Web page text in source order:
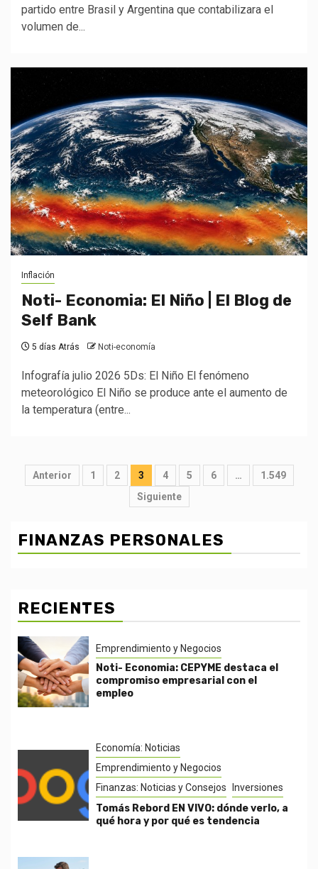
partido entre Brasil y Argentina que contabilizara el
volumen de...
Inflación
Noti- Economia: El Niño | El Blog de
Self Bank
5 días Atrás Noti-economía
Infografía julio 2026 5Ds: El Niño El fenómeno
meteorológico El Niño se produce ante el aumento de
la temperatura (entre...
Posts
Anterior 1 2 3 4 5 6 …
1.549
Siguiente
FINANZAS PERSONALES
RECIENTES
Emprendimiento y Negocios
Noti- Economia: CEPYME destaca el
compromiso empresarial con el
empleo
Economía: Noticias
Emprendimiento y Negocios
Finanzas: Noticias y Consejos
Inversiones
Tomás Rebord EN VIVO: dónde verlo, a
qué hora y por qué es tendencia